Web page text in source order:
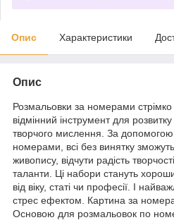
Опис Характеристики
Опис
Розмальовки за номерами
відмінний інструмент для
творчого мислення. За
номерами, всі без винятку
живопису, відчути радість
таланти. Ці набори стануть
від віку, статі чи професії. І
стрес ефектом. Картина за
Основою для розмальовок по